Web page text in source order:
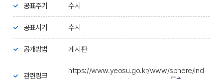
공표주기 수시
공표시기 수시
공개방법 게시판
관련링크
https://www.yeosu.go.kr/www/sphere/ind